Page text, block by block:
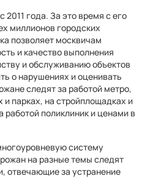
2011 года. За это время с его
миллионов городских
позволяет москвичам
и качество выполнения
и обслуживанию объектов
о нарушениях и оценивать
следят за работой метро,
и парках, на стройплощадках и
работой поликлиник и ценами в
систему
на разные темы следят
отвечающие за устранение